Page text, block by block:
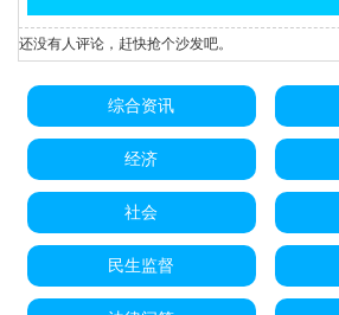
还没有人评论，赶快抢个沙发吧。
综合资讯
经济
社会
民生监督